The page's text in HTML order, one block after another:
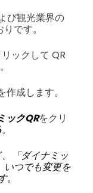
び観光業界の
です。
ックして QR
成します。
ックQRをクリ
。
、「ダイナミッ
いつでも変更を